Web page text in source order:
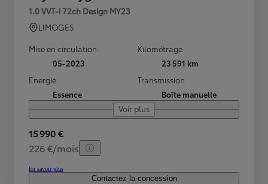
1.0 VVT-i 72ch Design MY23
LIMOGES
Mise en circulation
05-2023
Kilométrage
23 591 km
Energie
Essence
Transmission
Boîte manuelle
Voir plus
15 990 €
226 €/mois
En savoir plus
Contactez la concession